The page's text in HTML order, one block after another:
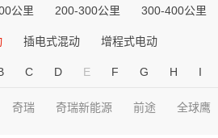
公里 200-300公里 300-400公里
插电式混动 增程式电动
C D E F G H I
奇瑞 奇瑞新能源 前途 全球鹰